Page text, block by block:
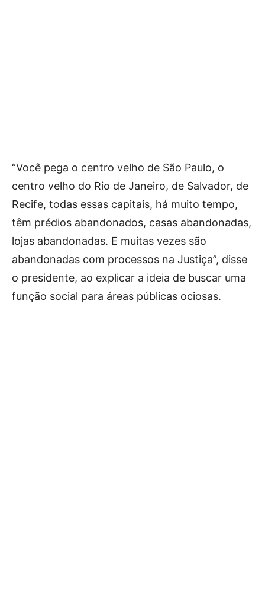
“Você pega o centro velho de São Paulo, o
centro velho do Rio de Janeiro, de Salvador, de
Recife, todas essas capitais, há muito tempo,
têm prédios abandonados, casas abandonadas,
lojas abandonadas. E muitas vezes são
abandonadas com processos na Justiça”, disse
o presidente, ao explicar a ideia de buscar uma
função social para áreas públicas ociosas.